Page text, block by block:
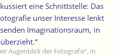
eine Schnittstelle: Das
unser Interesse lenkt
Imaginationsraum, in
Augenblick der Fotografie“, in